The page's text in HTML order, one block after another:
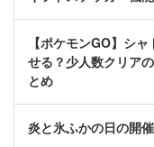
【ポケモンGO】シ
せる？少人数クリア
とめ
炎と氷ふかの日の開